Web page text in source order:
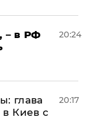
– в РФ
20:24
глава
Киев с
20:17